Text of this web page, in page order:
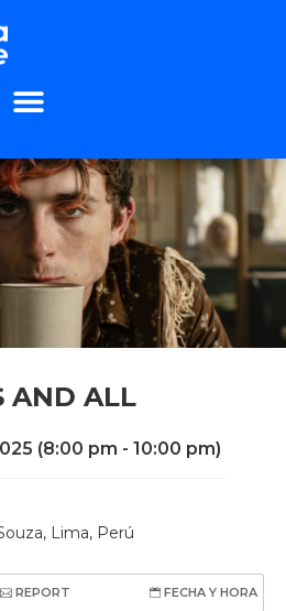
AND ALL
(8:00 pm - 10:00 pm)
Lima, Perú
REPORT FECHA Y HORA